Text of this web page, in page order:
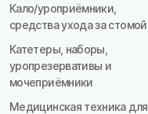
Кало/уроприёмники,
средства ухода за стомой
Катетеры, наборы,
уропрезервативы и
мочеприёмники
Медицинская техника для